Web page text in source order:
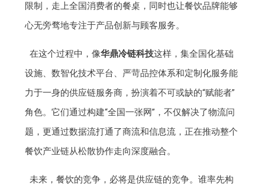
限制，走上全国消费者的餐桌，同时也让餐饮品牌能够
心无旁骛地专注于产品创新与顾客服务。
在这个过程中，像华鼎冷链科技这样，集全国化基础
设施、数智化技术平台、严苛品控体系和定制化服务能
力于一身的供应链服务商，扮演着不可或缺的“赋能者”
角色。它们通过构建“全国一张网”，不仅解决了物流问
题，更通过数据流打通了商流和信息流，正在推动整个
餐饮产业链从松散协作走向深度融合。
未来，餐饮的竞争，必将是供应链的竞争。谁率先构